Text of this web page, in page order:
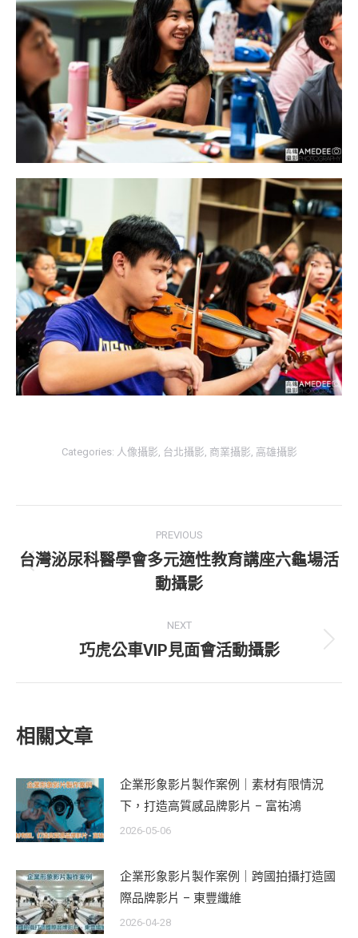
Categories: 人像攝影, 台北攝影, 商業攝影, 高雄攝影
navigation
PREVIOUS
Previous
post:
台灣泌尿科醫學會多元適性教育講座六龜場活
動攝影
NEXT
Next
巧虎公車VIP見面會活動攝影
相關文章
企業形象影片製作案例｜素材有限情況
下，打造高質感品牌影片 – 富祐鴻
2026-05-06
企業形象影片製作案例｜跨國拍攝打造國
際品牌影片 – 東豐纖維
2026-04-28